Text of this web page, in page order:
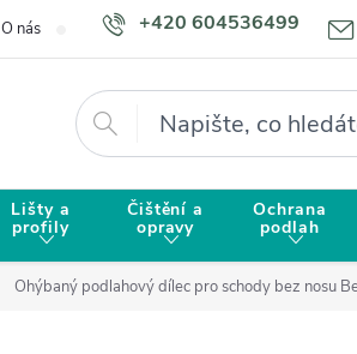
+420 604536499
O nás Doprava a platba Proč zvolit
Hledat
Lišty a
profily
Čištění a
opravy
Ochrana
podlah
Ohýbaný podlahový dílec pro schody bez nosu